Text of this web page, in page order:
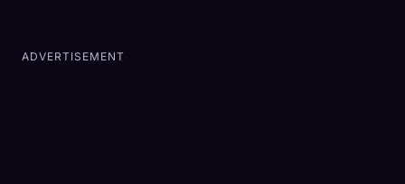
ADVERTISEMENT